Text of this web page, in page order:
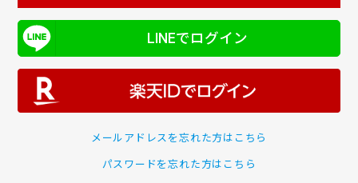
LINEでログイン
メールアドレスを忘れた方はこちら
パスワードを忘れた方はこちら